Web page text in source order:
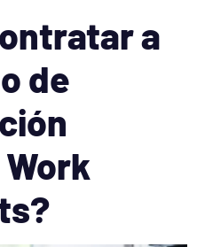
a
de